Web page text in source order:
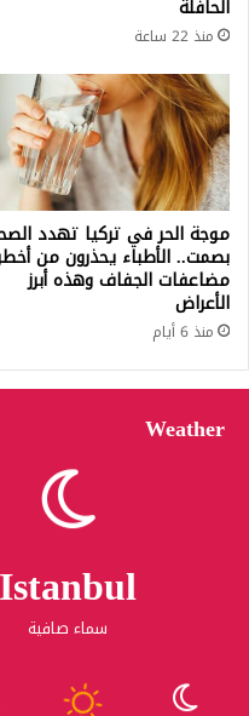
الحافلة
منذ 22 ساعة
موجة الحر في تركيا تهدد
بصمت.. الأطباء يحذرون من
مضاعفات الجفاف وهذه أبرز
الأعراض
منذ 6 أيام
Weather
Istanbul
سماء صافية